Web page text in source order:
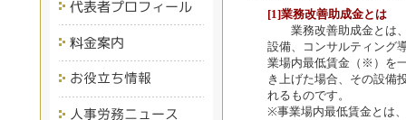
[1]業務改善助成金とは
業務改善助成金とは、
設備、コンサルティング
業場内最低賃金（※）を
き上げた場合、その設備
れるものです。
※事業場内最低賃金とは